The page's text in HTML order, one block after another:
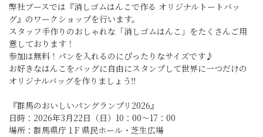
弊社ブースでは『消しゴムはんこで作る オリジナルトートバッ
グ』のワークショップを行います。
スタッフ手作りのおしゃれな「消しゴムはんこ」をたくさんご用
意しております！
参加は無料！パンを入れるのにぴったりなサイズです♪
お好きなはんこをバッグに自由にスタンプして世界に一つだけの
オリジナルバッグを作りましょう‼
『群馬のおいしいパングランプリ2026』
日時：2026年3月22日（日）10：00～17：00
場所：群馬県庁１F 県民ホール・芝生広場